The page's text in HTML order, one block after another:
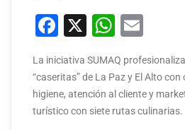
Facebook
X
La iniciativa SUMAQ
“caseritas” de La Paz y El Alto
higiene, atención al cliente y
turístico con siete rutas culinarias.